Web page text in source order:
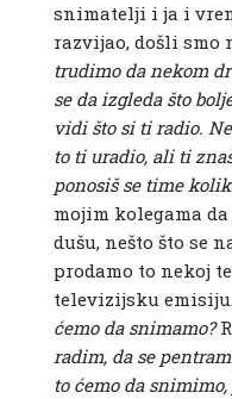
snimatelji i ja i
razvijao, došli smo
trudimo da nekom
se da izgleda što
vidi što si ti radio.
to ti uradio, ali ti
ponosiš se time
mojim kolegama
dušu, nešto što se
prodamo to nekoj
televizijsku
ćemo da snimamo?
radim, da se
to ćemo da